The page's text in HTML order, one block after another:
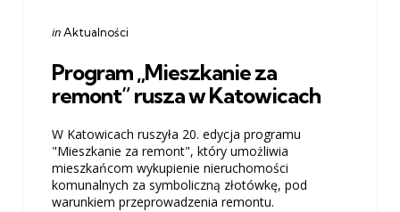
Categories
Posted
inAktualności
Program „Mieszkanie za
remont” rusza w Katowicach
W Katowicach ruszyła 20. edycja programu
"Mieszkanie za remont", który umożliwia
mieszkańcom wykupienie nieruchomości
komunalnych za symboliczną złotówkę, pod
warunkiem przeprowadzenia remontu.